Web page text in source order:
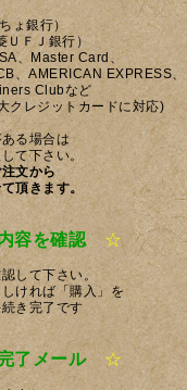
ょ銀行）
ＵＦＪ銀行）
、Master Card、
EXPRESS、
など
トカードに対応)
る場合は
て下さい。
文から
頂きます。
容を確認 ☆
して下さい。
ければ「購入」を
き完了です
了メール ☆